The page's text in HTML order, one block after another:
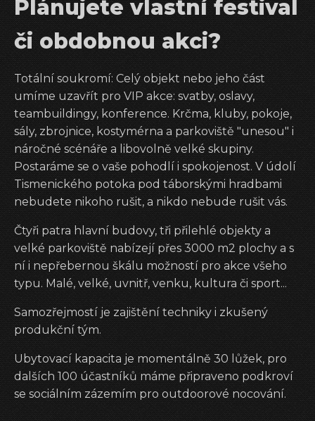
Plánujete vlastní festival
či obdobnou akci?
Totální soukromí: Celý objekt nebo jeho část
umíme uzavřít pro VIP akce: svatby, oslavy,
teambuildingy, konference. Krčma, kluby, pokoje,
sály, zbrojnice, kostymérna a parkoviště "unesou" i
náročné scénáře a libovolně velké skupiny.
Postaráme se o vaše pohodlí i spokojenost. V údolí
Tismenického potoka pod táborskými hradbami
nebudete nikoho rušit, a nikdo nebude rušit vás.
Čtyři patra hlavní budovy, tři přilehlé objekty a
velké parkoviště nabízejí přes 3000 m2 plochy a s
ní i nepřebernou škálu možností pro akce všeho
typu. Malé, velké, uvnitř, venku, kultura či sport...
Samozřejmostí je zajištění techniky i zkušený
produkční tým.
Ubytovací kapacita je momentálně 30 lůžek, pro
dalších 100 účastníků máme připraveno podkroví
se sociálním zázemím pro outdoorové nocování.